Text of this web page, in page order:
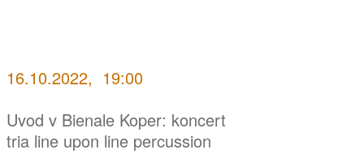
16.10.2022, 19:00
Uvod v Bienale Koper: koncert
tria line upon line percussion